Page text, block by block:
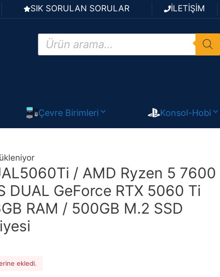
SIK SORULAN SORULAR İLETİŞİM
Products
search
Çevre Birimleri Konsol-Hobi
/ AMD Ryzen 5 7600
DUAL GeForce RTX 5060 Ti
RAM / 500GB M.2 SSD
ekledi.